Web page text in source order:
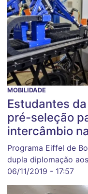
MOBILIDADE
Estudantes
pré-seleção
intercâmbio
Programa Eiffel de
dupla diplomação
06/11/2019 - 17:57